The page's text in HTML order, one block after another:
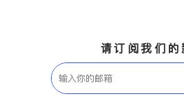
请订阅我们的